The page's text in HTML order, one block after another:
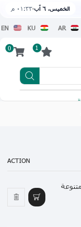
الخميس، ٦ آب ٠١:٣٣ م
AR
KU
EN
1
0
ACTION